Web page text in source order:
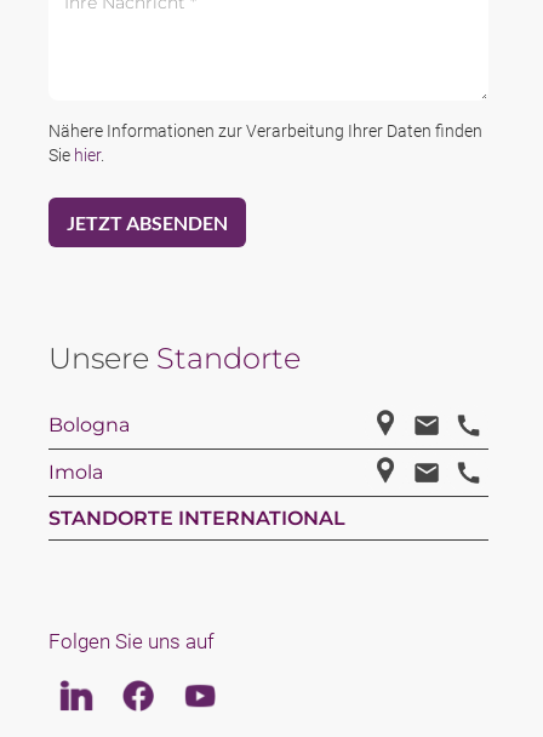
Nähere Informationen zur Verarbeitung Ihrer Daten finden
Sie hier.
Unsere Standorte
Bologna
Imola
STANDORTE INTERNATIONAL
Folgen Sie uns auf
LinkedinFacebookYoutube